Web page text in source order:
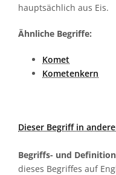
hauptsächlich aus Eis.
Ähnliche Begriffe:
Komet
Kometenkern
Dieser Begriff in
Begriffs- und
dieses Begriffes auf